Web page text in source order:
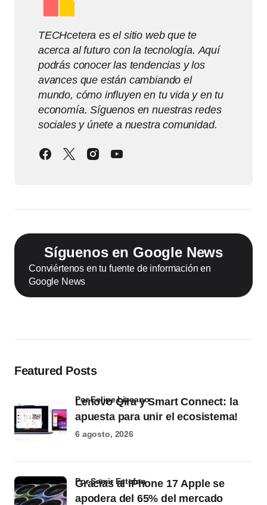
TECHcetera es el sitio web que te
acerca al futuro con la tecnología. Aquí
podrás conocer las tendencias y los
avances que están cambiando el
mundo, cómo influyen en tu vida y en tu
economía. Síguenos en nuestras redes
sociales y únete a nuestra comunidad.
Síguenos en Google News
Conviértenos en tu fuente de información en
Google News
Featured Posts
Lenovo Qira y Smart Connect: la
apuesta para unir el ecosistema!
por Felipe Lizcano
6 agosto, 2026
Gracias al iPhone 17 Apple se
apodera del 65% del mercado
por Samir Estefan